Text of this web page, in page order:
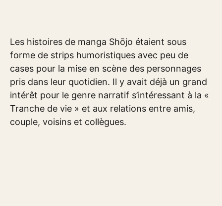
Les histoires de manga Shōjo étaient sous
forme de strips humoristiques avec peu de
cases pour la mise en scène des personnages
pris dans leur quotidien. Il y avait déjà un grand
intérêt pour le genre narratif s’intéressant à la «
Tranche de vie » et aux relations entre amis,
couple, voisins et collègues.